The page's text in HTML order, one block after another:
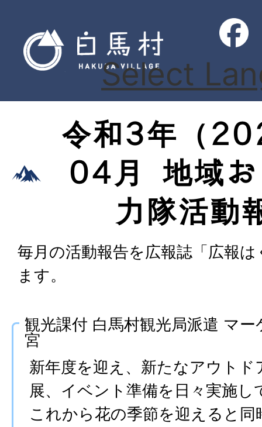
Select
令和3年（
04月 地域お
力隊活動
毎月の活動報告を広報誌「広報
ます。
観光課付 白馬村観光局派遣 マ
宮
新年度を迎え、新たなアウト
展、イベント準備を日々実施し
これから花の季節を迎えると